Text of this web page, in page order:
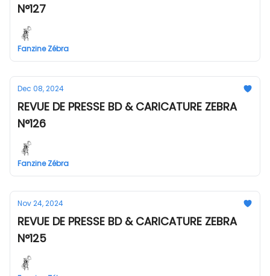
N°127
Fanzine Zébra
Dec 08, 2024
REVUE DE PRESSE BD & CARICATURE ZEBRA
N°126
Fanzine Zébra
Nov 24, 2024
REVUE DE PRESSE BD & CARICATURE ZEBRA
N°125